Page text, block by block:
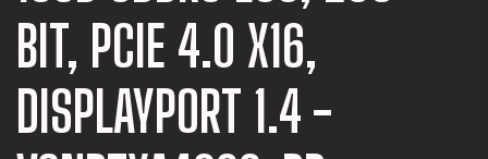
BIT, PCIE 4.0 X16,
DISPLAYPORT 1.4 -